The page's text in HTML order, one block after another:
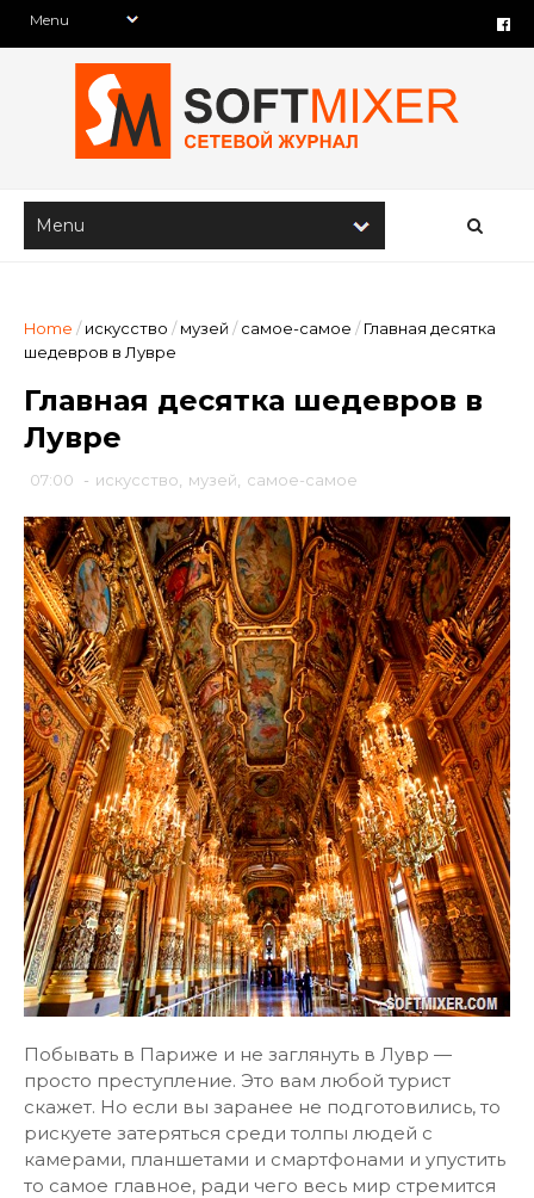
Home / искусство / музей / самое-самое / Главная десятка
шедевров в Лувре
Главная десятка шедевров в
Лувре
07:00 - искусство музей самое-самое
Побывать в Париже и не заглянуть в Лувр —
просто преступление. Это вам любой турист
скажет. Но если вы заранее не подготовились, то
рискуете затеряться среди толпы людей с
камерами, планшетами и смартфонами и упустить
то самое главное, ради чего весь мир стремится